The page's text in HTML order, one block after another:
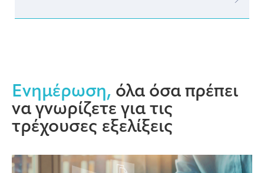
Ενημέρωση, όλα όσα πρέπει
να γνωρίζετε για τις
τρέχουσες εξελίξεις